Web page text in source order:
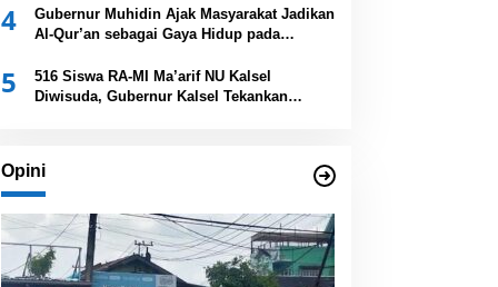
4
Gubernur Muhidin Ajak Masyarakat Jadikan
Al-Qur’an sebagai Gaya Hidup pada
Provinsi Kalsel
5
516 Siswa RA-MI Ma’arif NU Kalsel
Diwisuda, Gubernur Kalsel Tekankan
Opini